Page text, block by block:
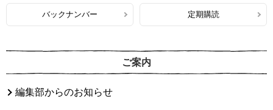
バックナンバー 定期購読
ご案内
編集部からのお知らせ